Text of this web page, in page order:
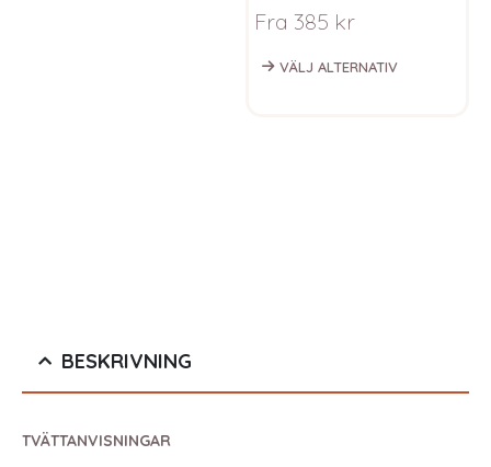
Fra 385 kr
VÄLJ ALTERNATIV
BESKRIVNING
TVÄTTANVISNINGAR